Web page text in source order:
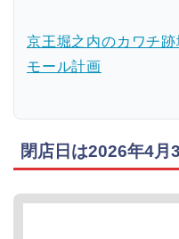
京王堀之内のカワチ
モール計画
閉店日は2026年4月